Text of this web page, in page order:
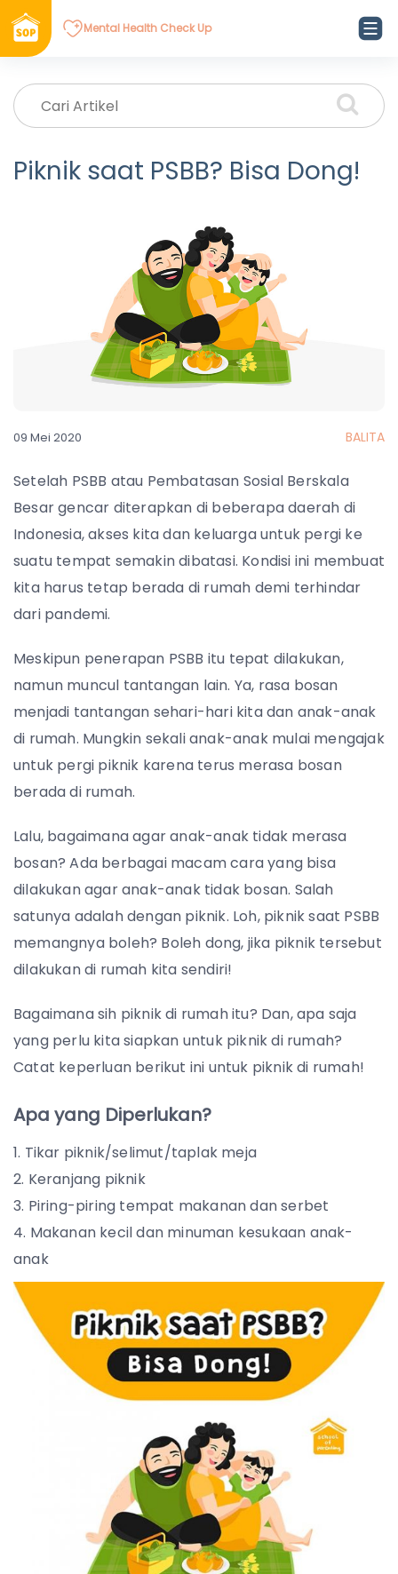
Mental Health Check Up
Piknik saat PSBB? Bisa Dong!
09 Mei 2020 BALITA
Setelah PSBB atau Pembatasan Sosial Berskala
Besar gencar diterapkan di beberapa daerah di
Indonesia, akses kita dan keluarga untuk pergi ke
suatu tempat semakin dibatasi. Kondisi ini membuat
kita harus tetap berada di rumah demi terhindar
dari pandemi.
Meskipun penerapan PSBB itu tepat dilakukan,
namun muncul tantangan lain. Ya, rasa bosan
menjadi tantangan sehari-hari kita dan anak-anak
di rumah. Mungkin sekali anak-anak mulai mengajak
untuk pergi piknik karena terus merasa bosan
berada di rumah.
Lalu, bagaimana agar anak-anak tidak merasa
bosan? Ada berbagai macam cara yang bisa
dilakukan agar anak-anak tidak bosan. Salah
satunya adalah dengan piknik. Loh, piknik saat PSBB
memangnya boleh? Boleh dong, jika piknik tersebut
dilakukan di rumah kita sendiri!
Bagaimana sih piknik di rumah itu? Dan, apa saja
yang perlu kita siapkan untuk piknik di rumah?
Catat keperluan berikut ini untuk piknik di rumah!
Apa yang Diperlukan?
Tikar piknik/selimut/taplak meja
Keranjang piknik
Piring-piring tempat makanan dan serbet
Makanan kecil dan minuman kesukaan anak-
anak